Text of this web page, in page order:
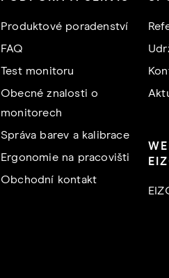
Produktové poradenství
FAQ
Test monitoru
Obecné znalosti o
monitorech
Správa barev a kalibrace
Ergonomie na pracovišti
Obchodní kontakt